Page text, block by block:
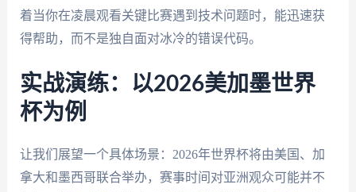
着当你在凌晨观看关键比赛遇到技术问题时，能迅速获
得帮助，而不是独自面对冰冷的错误代码。
实战演练：以2026美加墨世界
杯为例
让我们展望一个具体场景：2026年世界杯将由美国、加
拿大和墨西哥联合举办，赛事时间对亚洲观众可能并不